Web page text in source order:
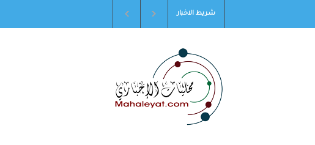
شريط الاخبار
2026-08-08T16:46:16+0000